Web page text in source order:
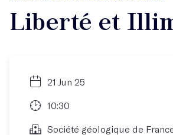
Liberté et
21 Jun 25
10:30
Société géologique de